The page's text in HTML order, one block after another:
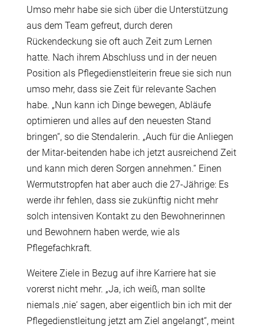
Umso mehr habe sie sich über die Unterstützung
aus dem Team gefreut, durch deren
Rückendeckung sie oft auch Zeit zum Lernen
hatte. Nach ihrem Abschluss und in der neuen
Position als Pflegedienstleiterin freue sie sich nun
umso mehr, dass sie Zeit für relevante Sachen
habe. „Nun kann ich Dinge bewegen, Abläufe
optimieren und alles auf den neuesten Stand
bringen“, so die Stendalerin. „Auch für die Anliegen
der Mitar-beitenden habe ich jetzt ausreichend Zeit
und kann mich deren Sorgen annehmen.“ Einen
Wermutstropfen hat aber auch die 27-Jährige: Es
werde ihr fehlen, dass sie zukünftig nicht mehr
solch intensiven Kontakt zu den Bewohnerinnen
und Bewohnern haben werde, wie als
Pflegefachkraft.
Weitere Ziele in Bezug auf ihre Karriere hat sie
vorerst nicht mehr. „Ja, ich weiß, man sollte
niemals ‚nie‘ sagen, aber eigentlich bin ich mit der
Pflegedienstleitung jetzt am Ziel angelangt“, meint